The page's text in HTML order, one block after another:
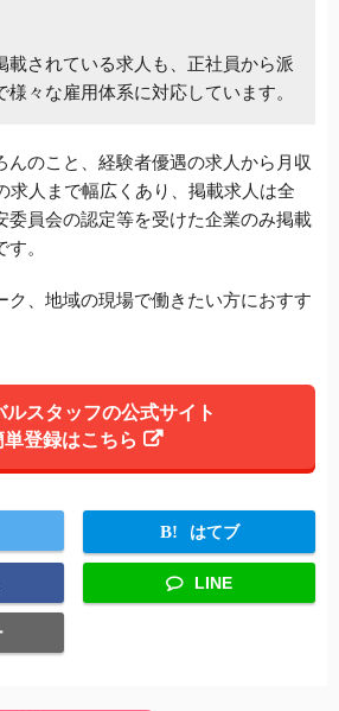
載されている求人も、正社員から派
々な雇用体系に対応しています。
んのこと、経験者優遇の求人から月収
求人まで幅広くあり、掲載求人は全
委員会の認定等を受けた企業のみ掲載
。
ク、地域の現場で働きたい方におすす
ルスタッフの公式サイト
単登録はこちら
はてブ
LINE